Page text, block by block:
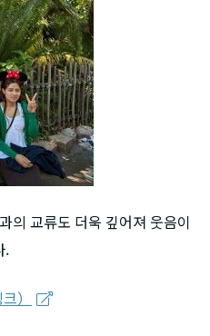
의 교류도 더욱 깊어져 웃음이
.
）